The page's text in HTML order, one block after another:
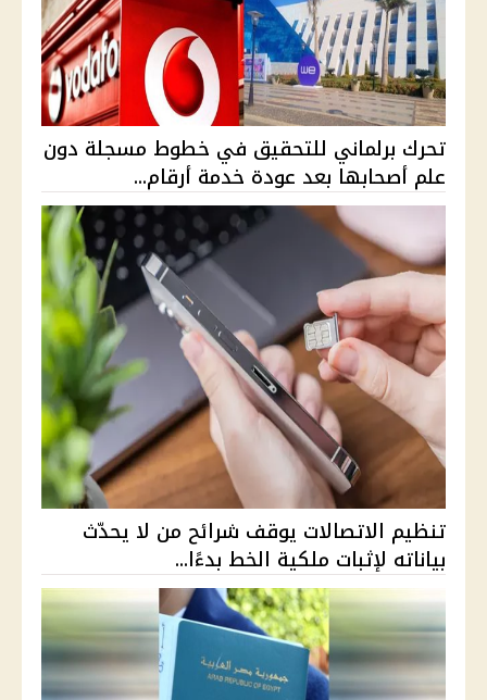
تحرك برلماني للتحقيق في خطوط مسجلة دون
علم أصحابها بعد عودة خدمة أرقام...
تنظيم الاتصالات يوقف شرائح من لا يحدّث
بياناته لإثبات ملكية الخط بدءًا...